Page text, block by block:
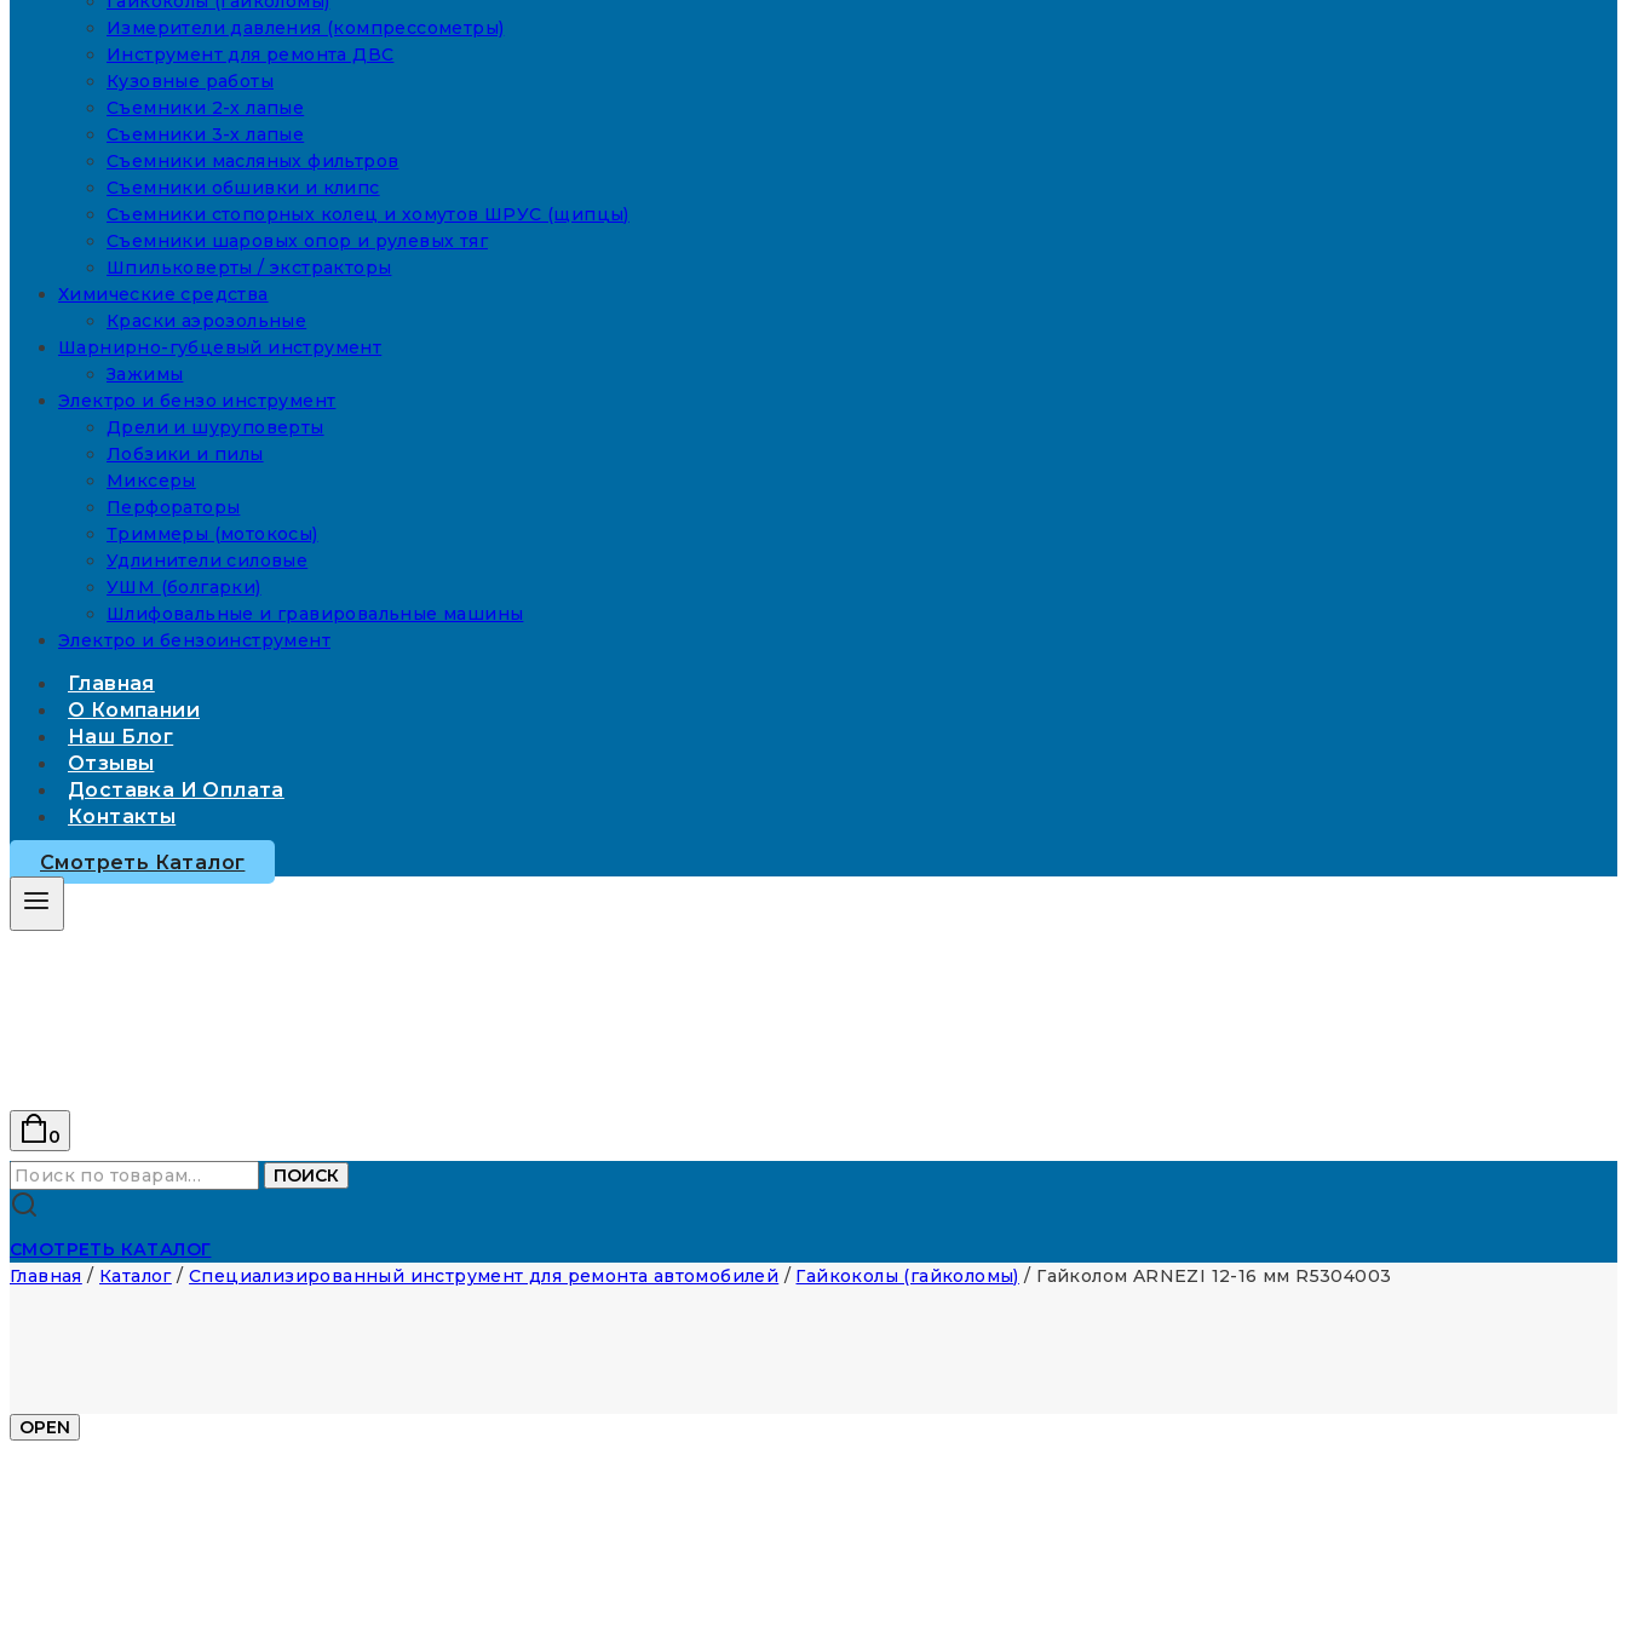
Измерители давления (компрессометры)
Инструмент для ремонта ДВС
Кузовные работы
Съемники 2-х лапые
Съемники 3-х лапые
Съемники масляных фильтров
Съемники обшивки и клипс
Съемники стопорных колец и хомутов ШРУС (щипцы)
Съемники шаровых опор и рулевых тяг
Шпильковерты / экстракторы
Химические средства
Краски аэрозольные
Шарнирно-губцевый инструмент
Зажимы
Электро и бензо инструмент
Дрели и шуруповерты
Лобзики и пилы
Миксеры
Перфораторы
Триммеры (мотокосы)
Удлинители силовые
УШМ (болгарки)
Шлифовальные и гравировальные машины
Электро и бензоинструмент
Главная
О Компании
Наш Блог
Отзывы
Доставка И Оплата
Контакты
Смотреть Каталог
0
Искать:
ПОИСК
СМОТРЕТЬ КАТАЛОГ
Главная / Каталог / Специализированный инструмент для ремонта автомобилей / Гайкоколы (гайколомы) / Гайколом ARNEZI 12-16 мм R5304003
OPEN